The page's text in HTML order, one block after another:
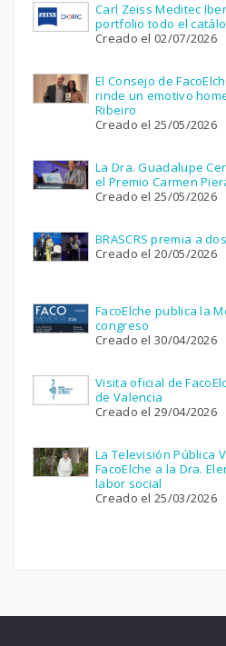
Carl Zeiss Meditec
portfolio todo el
Creado el 02/07/2026
El Consejo de
rinde un emotivo
Ribeiro
Creado el 25/05/2026
La Dra. Guadalupe
el Premio Carmen
Creado el 25/05/2026
BRASCRS premia a
Creado el 20/05/2026
FacoElche publica la
congreso
Creado el 30/04/2026
Visita oficial de
de Valencia
Creado el 29/04/2026
La Televisión Pública
FacoElche a la Dra.
labor social
Creado el 25/03/2026